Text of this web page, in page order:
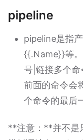
pipeline
pipeline是指
{{.Name}}等
号|链接多个命
前面的命令会
个命令的最后
**注意：**并不是